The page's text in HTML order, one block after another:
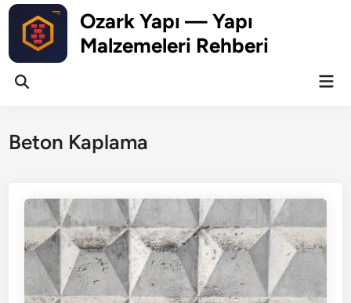
Skip
content
Ozark Yapı — Yapı
Malzemeleri Rehberi
Open
Beton Kaplama